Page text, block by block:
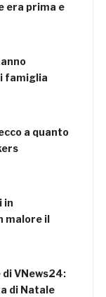
era prima e
famiglia
a quanto
in
malore il
VNews24:
di Natale